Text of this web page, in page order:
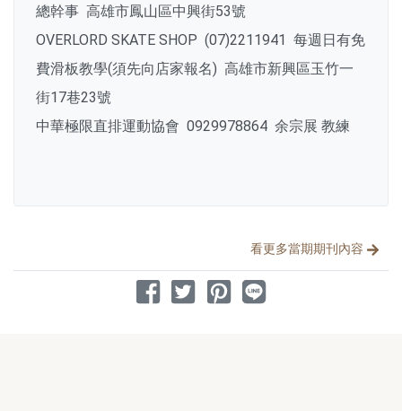
總幹事 高雄市鳳山區中興街53號
OVERLORD SKATE SHOP (07)2211941 每週日有免
費滑板教學(須先向店家報名) 高雄市新興區玉竹一
街17巷23號
中華極限直排運動協會 0929978864 余宗展 教練
看更多當期期刊內容
分享文章
分享到 Facebook
分享到 Twitter
分享到 Pinterest
分享到 Line